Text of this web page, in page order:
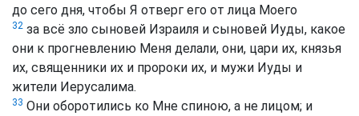
до сего дня, чтобы Я отверг его от лица Моего
32 за всё зло сыновей Израиля и сыновей Иуды, какое
они к прогневлению Меня делали, они, цари их, князья
их, священники их и пророки их, и мужи Иуды и
жители Иерусалима.
33 Они оборотились ко Мне спиною, а не лицом; и